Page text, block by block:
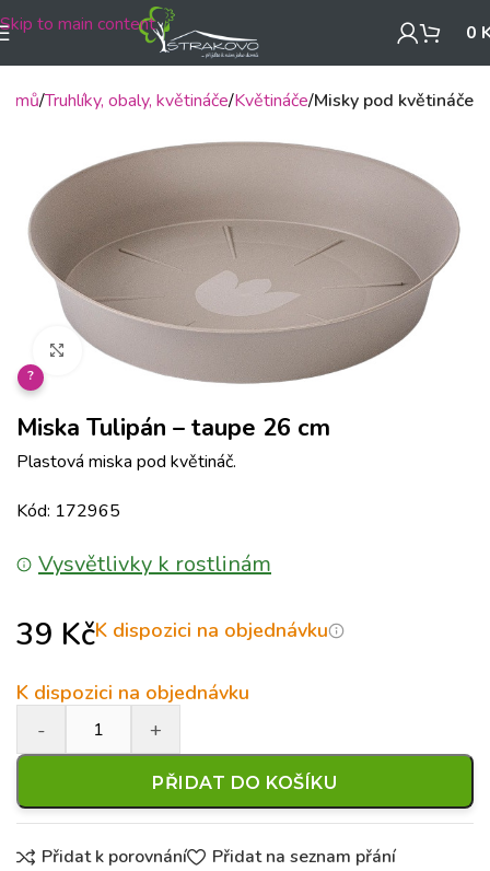
Skip to main content 0
Truhlíky, obaly, květináče Květináče Misky pod květináče
Klikněte pro zvětšení
?
Miska Tulipán – taupe 26 cm
Plastová miska pod květináč.
Kód: 172965
Vysvětlivky k rostlinám
39 KčK dispozici na objednávku
K dispozici na objednávku
PŘIDAT DO KOŠÍKU
Přidat k porovnání Přidat na seznam přání